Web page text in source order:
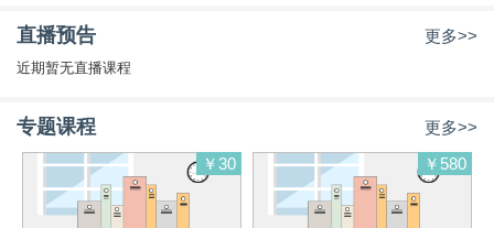
直播预告 更多>>
近期暂无直播课程
专题课程 更多>>
￥30 ￥580